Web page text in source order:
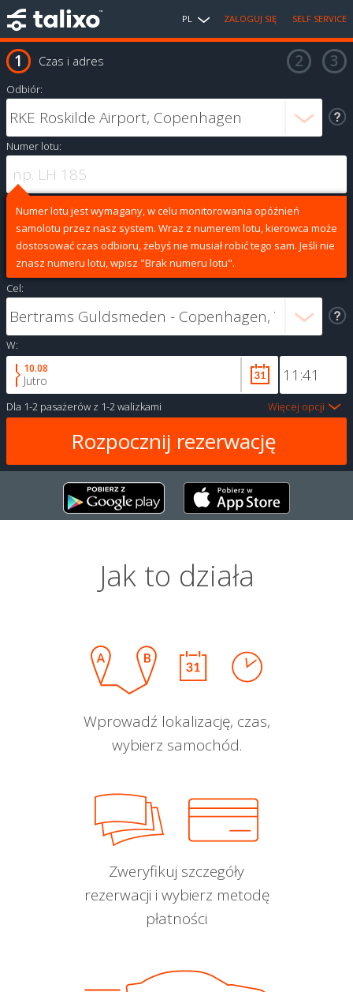
PL ZALOGUJ SIĘ SELF SERVICE
Czas i adres
Odbiór:
Numer lotu:
Numer lotu jest wymagany, w celu monitorowania opóźnień
samolotu przez nasz system. Wraz z numerem lotu, kierowca może
dostosować czas odbioru, żebyś nie musiał robić tego sam. Jeśli nie
znasz numeru lotu, wpisz "Brak numeru lotu".
Cel:
W:
10.08
Jutro
Dla 1-2 pasażerów z 1-2 walizkami Więcej opcji
Jak to działa
Wprowadź lokalizację, czas,
wybierz samochód.
Zweryfikuj szczegóły
rezerwacji i wybierz metodę
płatności